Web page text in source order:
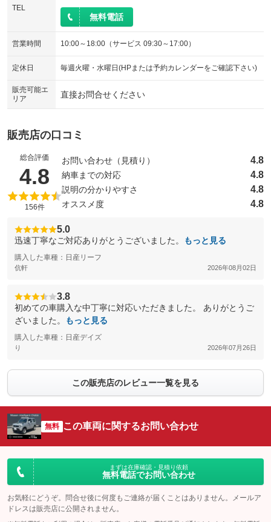
TEL
無料電話
営業時間 10:00～18:00（サービス 09:30～17:00）
定休日 毎週火曜・水曜日(HPまたは予約カレンダーをご確認下さい)
販売可能エ
リア
直接お問合せください
販売店の口コミ
総合評価
4.8 （5点満点中）
156件
お問い合わせ（見積り） 4.8
納車までの対応 4.8
説明の分かりやすさ 4.8
オススメ度 4.8
5.0
迅速丁寧なご対応ありがとうございました。 もっと見る
購入した車種：日産リーフ
伉軒 2026年08月02日
3.8
初めての車購入な中丁寧に対応いただきました。 ありがとうご
ざいました。
もっと見る
購入した車種：日産デイズ
り 2026年07月26日
この販売店のレビュー一覧を見る
無料 この車両に関するお問い合わせ
まずは在庫確認・見積り依頼
無料電話でお問い合わせ
お気軽にどうぞ。問合せ後に何度もご連絡が届くことはありません。メールア
ドレスは販売店に公開されません。